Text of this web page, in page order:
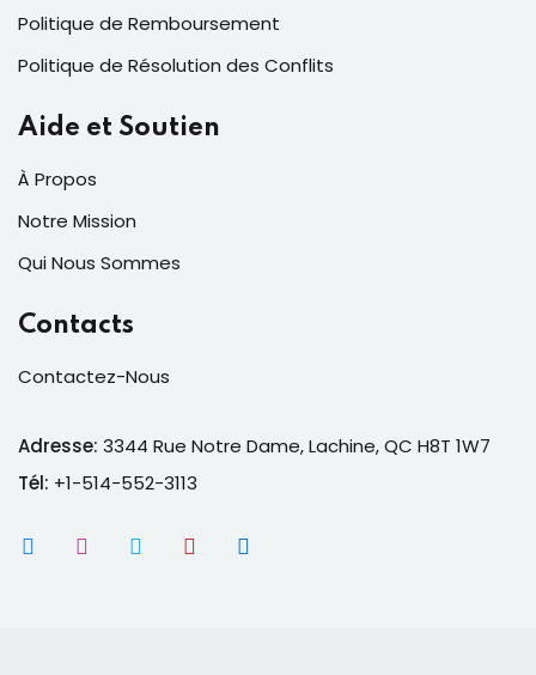
Politique de Remboursement
Politique de Résolution des Conflits
Aide et Soutien
À Propos
Notre Mission
Qui Nous Sommes
Contacts
Contactez-Nous
Adresse: 3344 Rue Notre Dame, Lachine, QC H8T 1W7
Tél: +1-514-552-3113